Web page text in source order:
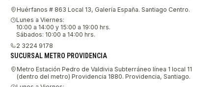
Huérfanos # 863 Local 13, Galería España. Santiago Centro.
Lunes a Viernes:
10:00 a 14:00 y 15:00 a 19:00 hrs.
Sábados: 10:00 a 14:00 hrs.
2 3224 9178
SUCURSAL METRO PROVIDENCIA
Metro Estación Pedro de Valdivia Subterráneo línea 1 local 11
(dentro del metro) Providencia 1880. Providencia, Santiago.